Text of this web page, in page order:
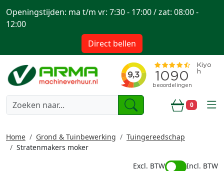
0
Openingstijden: ma t/m vr: 7:30 - 17:00 / zat: 08:00 -
12:00
Direct bellen
Home Grond & Tuinbewerking
Tuingereedschap
Stratenmakers moker
Excl. BTW
Incl. BTW